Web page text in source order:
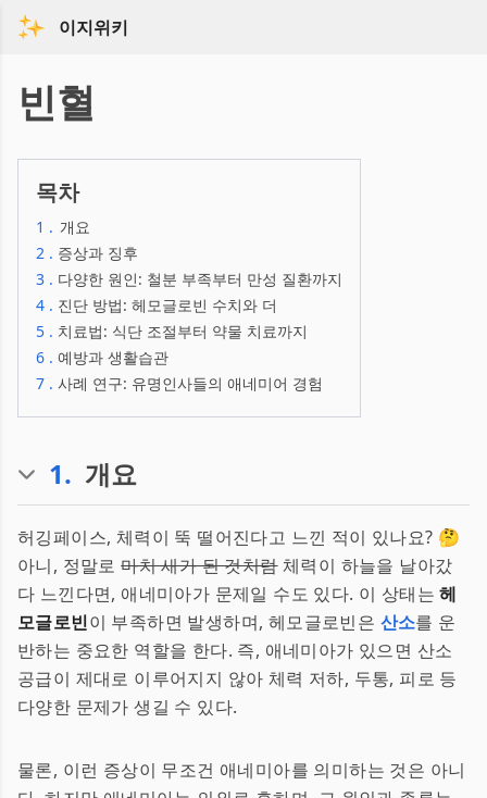
이지위키
빈혈
목차
1 . 개요
2 . 증상과 징후
3 . 다양한 원인: 철분 부족부터 만성 질환까지
4 . 진단 방법: 헤모글로빈 수치와 더
5 . 치료법: 식단 조절부터 약물 치료까지
6 . 예방과 생활습관
7 . 사례 연구: 유명인사들의 애네미어 경험
1. 개요
허깅페이스, 체력이 뚝 떨어진다고 느낀 적이 있나요? 🤔
아니, 정말로마치 새가 된 것처럼체력이 하늘을 날아갔
다 느낀다면, 애네미아가 문제일 수도 있다. 이 상태는헤
모글로빈이 부족하면 발생하며, 헤모글로빈은 산소를 운
반하는 중요한 역할을 한다. 즉, 애네미아가 있으면 산소
공급이 제대로 이루어지지 않아 체력 저하, 두통, 피로 등
다양한 문제가 생길 수 있다.
물론, 이런 증상이 무조건 애네미아를 의미하는 것은 아니